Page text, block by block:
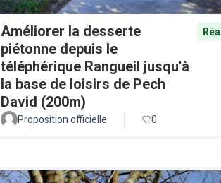
Améliorer la desserte
piétonne depuis le
téléphérique Rangueil jusqu'à
la base de loisirs de Pech
David (200m)
Proposition officielle 0